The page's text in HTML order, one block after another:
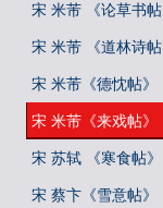
宋 米芾 《论草书帖
宋 米芾 《道林诗帖
宋 米芾《德忱帖》
宋 米芾《来戏帖》
宋 苏轼 《寒食帖》
宋 蔡卞《雪意帖》